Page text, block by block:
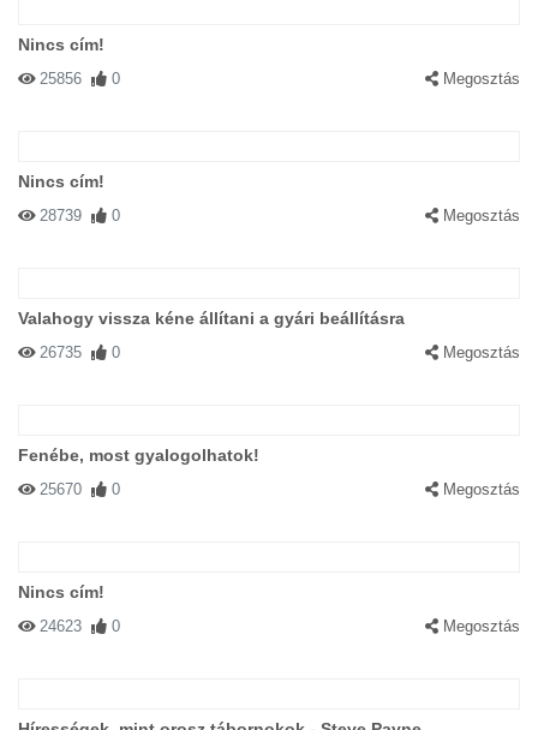
Nincs cím!
25856 0 Megosztás
Nincs cím!
28739 0 Megosztás
Valahogy vissza kéne állítani a gyári beállításra
26735 0 Megosztás
Fenébe, most gyalogolhatok!
25670 0 Megosztás
Nincs cím!
24623 0 Megosztás